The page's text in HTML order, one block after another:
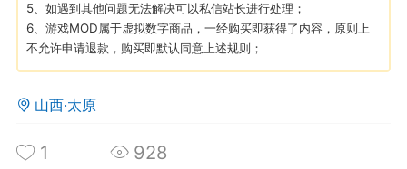
MOD下载 攻略教程 联机招募
17:51
电脑端
杀 模组安装/管理工具v1.1.0 测试版发
5、如遇到其他问题无法解决可以私信站长进行处理；
6、游戏MOD属于虚拟数字商品，一经购买即获得了内容，原则上
不允许申请退款，购买即默认同意上述规则；
山西·太原
1 928